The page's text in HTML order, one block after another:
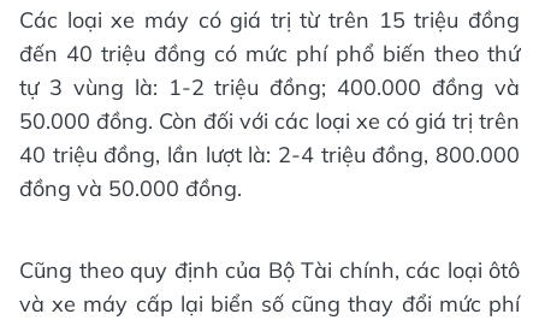
Các loại xe máy có giá trị từ trên 15 triệu đồng
đến 40 triệu đồng có mức phí phổ biến theo thứ
tự 3 vùng là: 1-2 triệu đồng; 400.000 đồng và
50.000 đồng. Còn đối với các loại xe có giá trị trên
40 triệu đồng, lần lượt là: 2-4 triệu đồng, 800.000
đồng và 50.000 đồng.
Cũng theo quy định của Bộ Tài chính, các loại ôtô
và xe máy cấp lại biển số cũng thay đổi mức phí